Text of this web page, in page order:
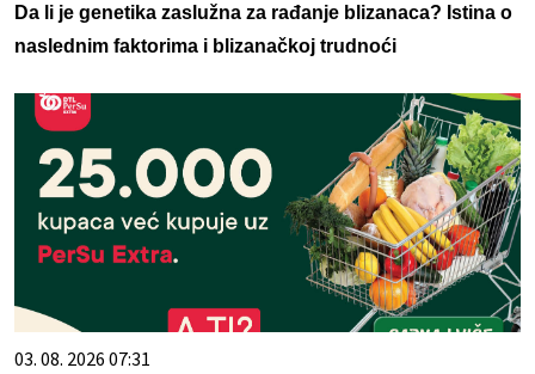
Da li je genetika zaslužna za rađanje blizanaca? Istina o
naslednim faktorima i blizanačkoj trudnoći
03. 08. 2026 07:31